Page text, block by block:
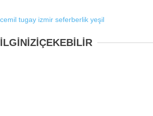
cemil tugay izmir seferberlik yeşil
İLGİNİZİÇEKEBİLİR